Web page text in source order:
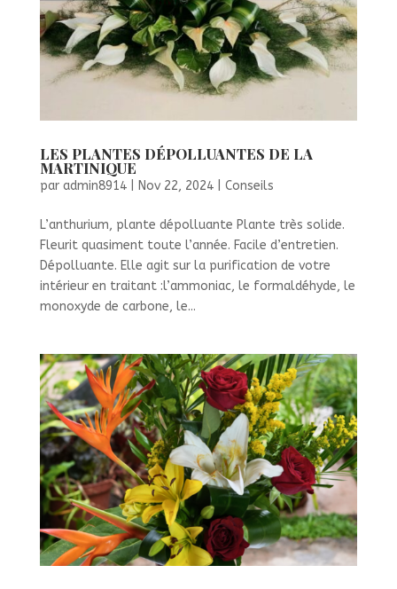
LES PLANTES DÉPOLLUANTES DE LA
MARTINIQUE
par admin8914| Nov 22, 2024| Conseils
L’anthurium, plante dépolluante Plante très solide.
Fleurit quasiment toute l’année. Facile d’entretien.
Dépolluante. Elle agit sur la purification de votre
intérieur en traitant :l’ammoniac, le formaldéhyde, le
monoxyde de carbone, le...